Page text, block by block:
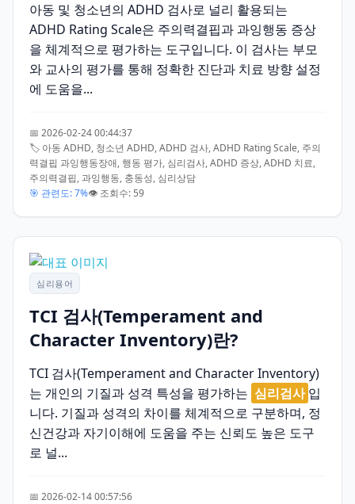
아동 및 청소년의 ADHD 검사로 널리 활용되는
ADHD Rating Scale은 주의력결핍과 과잉행동 증상
을 체계적으로 평가하는 도구입니다. 이 검사는 부모
와 교사의 평가를 통해 정확한 진단과 치료 방향 설정
에 도움을...
📅 2026-02-24 00:44:37
🏷️ 아동 ADHD, 청소년 ADHD, ADHD 검사, ADHD Rating Scale, 주의
력결핍 과잉행동장애, 행동 평가, 심리검사, ADHD 증상, ADHD 치료,
주의력결핍, 과잉행동, 충동성, 심리상담
🎯 관련도: 7%👁️ 조회수: 59
심리용어
TCI 검사(Temperament and
Character Inventory)란?
TCI 검사(Temperament and Character Inventory)
는 개인의 기질과 성격 특성을 평가하는 심리검사 입
니다. 기질과 성격의 차이를 체계적으로 구분하며, 정
신건강과 자기이해에 도움을 주는 신뢰도 높은 도구
로 널...
📅 2026-02-14 00:57:56